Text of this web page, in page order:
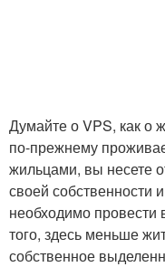
Думайте о VPS, как о
по-прежнему
жильцами, вы несете
своей собственности
необходимо
того, здесь меньше
собственное